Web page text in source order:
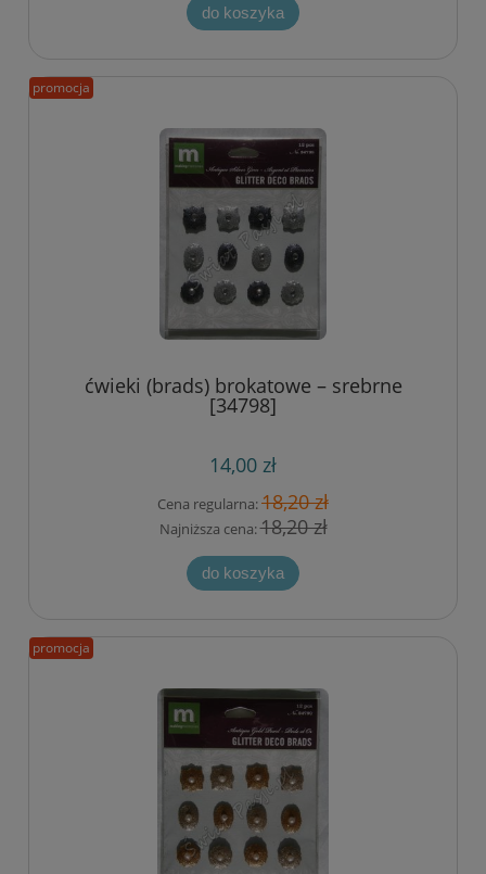
do koszyka
ćwieki (brads) brokatowe – srebrne
[34798]
14,00 zł
Cena regularna:18,20 zł
Najniższa cena:18,20 zł
do koszyka
promocja
promocja